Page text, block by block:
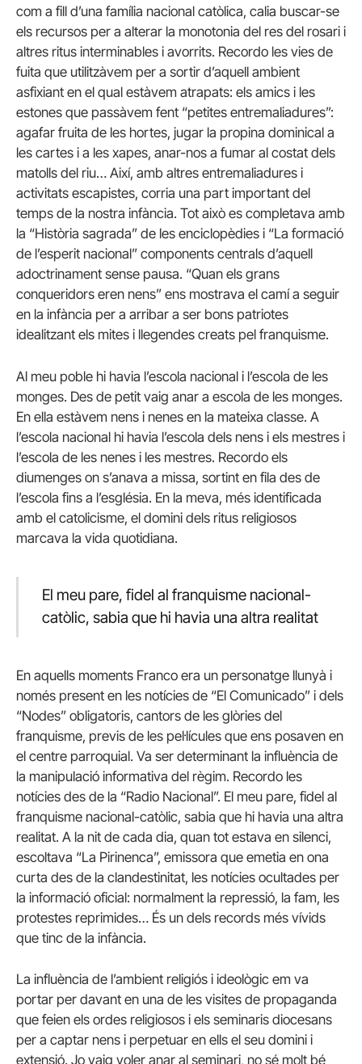
com a fill d’una família nacional catòlica, calia buscar-se
els recursos per a alterar la monotonia del res del rosari i
altres ritus interminables i avorrits. Recordo les vies de
fuita que utilitzàvem per a sortir d’aquell ambient
asfixiant en el qual estàvem atrapats: els amics i les
estones que passàvem fent “petites entremaliadures”:
agafar fruita de les hortes, jugar la propina dominical a
les cartes i a les xapes, anar-nos a fumar al costat dels
matolls del riu… Així, amb altres entremaliadures i
activitats escapistes, corria una part important del
temps de la nostra infància. Tot això es completava amb
la “Història sagrada” de les enciclopèdies i “La formació
de l’esperit nacional” components centrals d’aquell
adoctrinament sense pausa. “Quan els grans
conqueridors eren nens” ens mostrava el camí a seguir
en la infància per a arribar a ser bons patriotes
idealitzant els mites i llegendes creats pel franquisme.
Al meu poble hi havia l’escola nacional i l’escola de les
monges. Des de petit vaig anar a escola de les monges.
En ella estàvem nens i nenes en la mateixa classe. A
l’escola nacional hi havia l’escola dels nens i els mestres i
l’escola de les nenes i les mestres. Recordo els
diumenges on s’anava a missa, sortint en fila des de
l’escola fins a l’església. En la meva, més identificada
amb el catolicisme, el domini dels ritus religiosos
marcava la vida quotidiana.
El meu pare, fidel al franquisme nacional-
catòlic, sabia que hi havia una altra realitat
En aquells moments Franco era un personatge llunyà i
només present en les notícies de “El Comunicado” i dels
“Nodes” obligatoris, cantors de les glòries del
franquisme, previs de les pel·lícules que ens posaven en
el centre parroquial. Va ser determinant la influència de
la manipulació informativa del règim. Recordo les
notícies des de la “Radio Nacional”. El meu pare, fidel al
franquisme nacional-catòlic, sabia que hi havia una altra
realitat. A la nit de cada dia, quan tot estava en silenci,
escoltava “La Pirinenca”, emissora que emetia en ona
curta des de la clandestinitat, les notícies ocultades per
la informació oficial: normalment la repressió, la fam, les
protestes reprimides… És un dels records més vívids
que tinc de la infància.
La influència de l’ambient religiós i ideològic em va
portar per davant en una de les visites de propaganda
que feien els ordes religiosos i els seminaris diocesans
per a captar nens i perpetuar en ells el seu domini i
extensió. Jo vaig voler anar al seminari, no sé molt bé